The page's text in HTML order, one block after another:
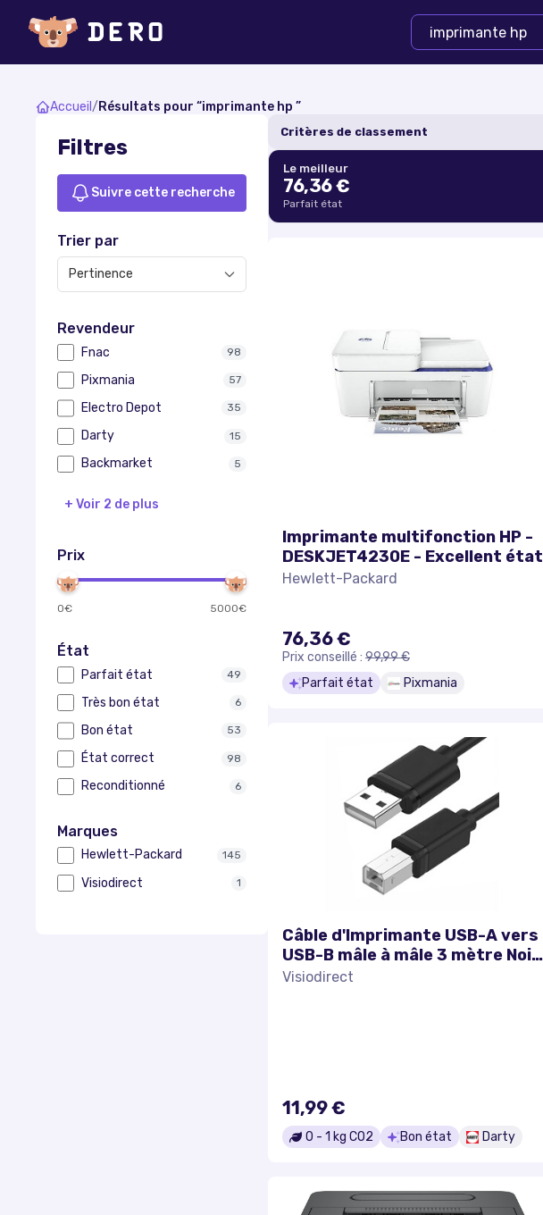
Accueil /Résultats pour “imprimante hp ”
Filtres
Suivre cette recherche
Trier par
Revendeur
Fnac 98
Pixmania 57
Electro Depot 35
Darty 15
Backmarket 5
+ Voir 2 de plus
Prix
0€ 5000€
État
Parfait état 49
Très bon état 6
Bon état 53
État correct 98
Reconditionné 6
Marques
Hewlett-Packard 145
Visiodirect 1
Critères de classement
Le meilleur
76,36 €
Parfait état
Imprimante multifonction HP -
DESKJET4230E - Excellent état
Hewlett-Packard
76,36 €
Prix conseillé : 99,99 €
Parfait état
Pixmania
Câble d'Imprimante USB-A vers
USB-B mâle à mâle 3 mètre Noir
pour imprimante HP, Canon,
Visiodirect
11,99 €
0 - 1 kg CO2 Bon état Darty